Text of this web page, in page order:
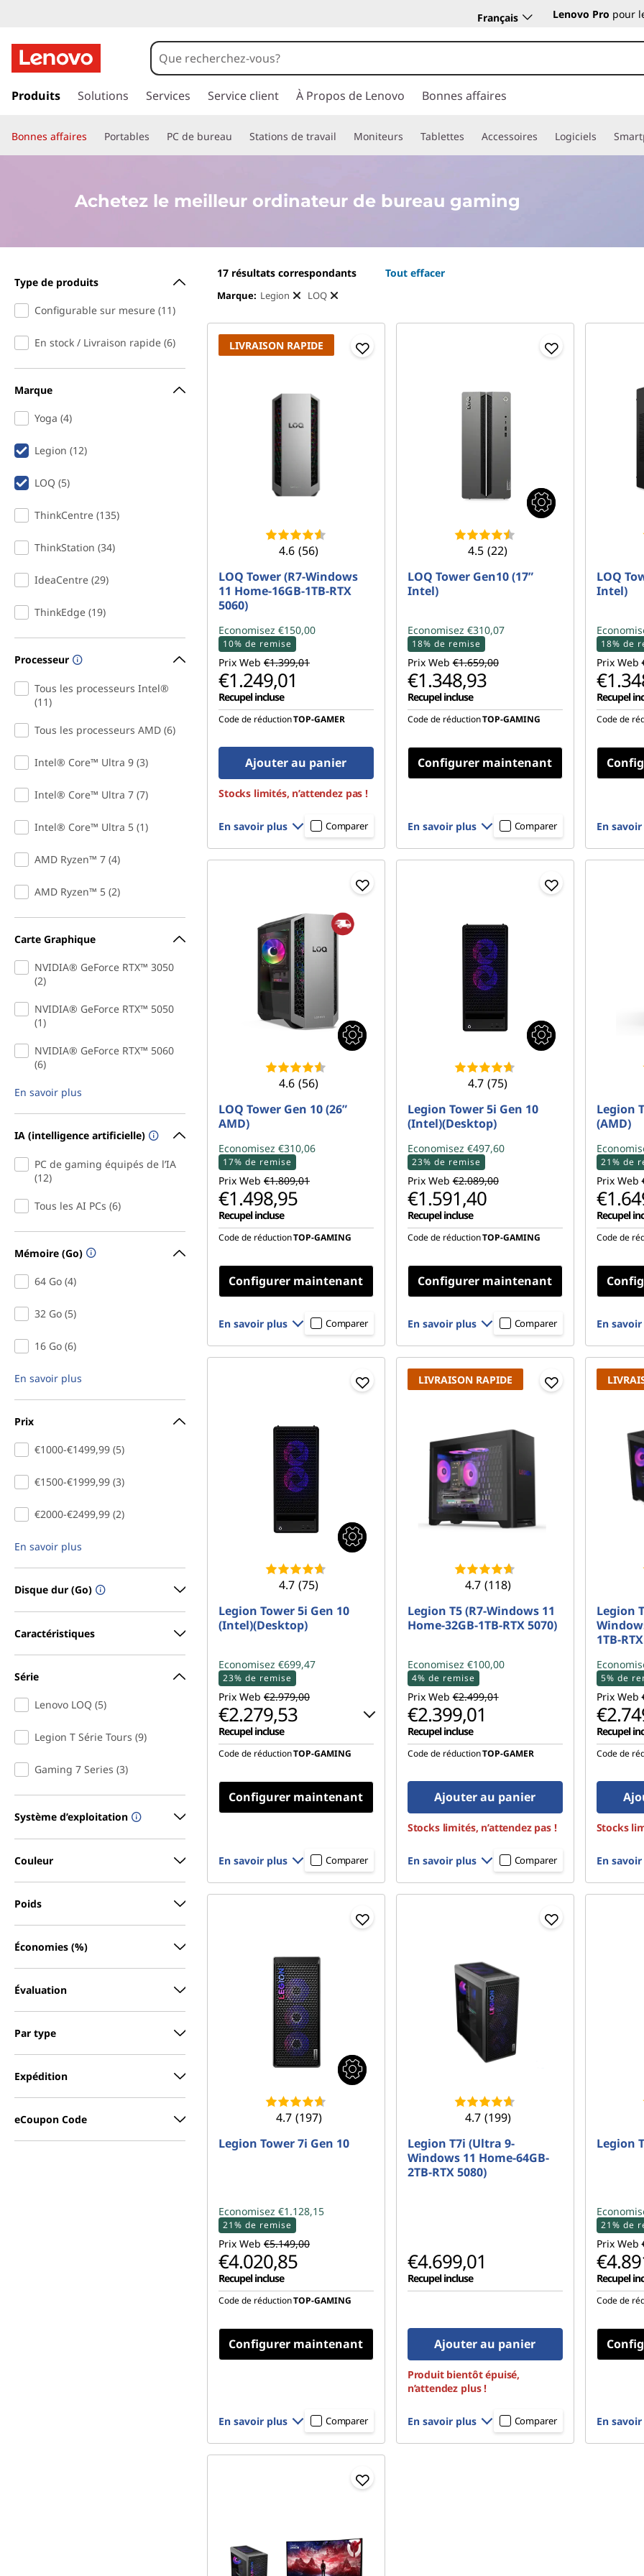
e
u
u
u
m
n
Français Lenovo Pro pour
a
e
r
n
u
p
r
n
p
a
Produits Solutions Services Service client À Propos de Lenovo Bonnes affaires
Bonnes affaires Portables PC de bureau Stations de travail Moniteurs Tablettes Accessoires Logiciels
Achetez le meilleur ordinateur de bureau gaming
Type de produits
Configurable sur mesure (11)
En stock / Livraison rapide (6)
Marque
Yoga (4)
Legion (12)
LOQ (5)
ThinkCentre (135)
ThinkStation (34)
IdeaCentre (29)
ThinkEdge (19)
Processeur
Tous les processeurs Intel®
(11)
Tous les processeurs AMD (6)
Intel® Core™ Ultra 9 (3)
Intel® Core™ Ultra 7 (7)
Intel® Core™ Ultra 5 (1)
AMD Ryzen™ 7 (4)
AMD Ryzen™ 5 (2)
Carte Graphique
NVIDIA® GeForce RTX™ 3050
(2)
NVIDIA® GeForce RTX™ 5050
(1)
NVIDIA® GeForce RTX™ 5060
(6)
En savoir plus
IA (intelligence artificielle)
PC de gaming équipés de l’IA
(12)
Tous les AI PCs (6)
Mémoire (Go)
64 Go (4)
32 Go (5)
16 Go (6)
En savoir plus
Prix
€1000-€1499,99 (5)
€1500-€1999,99 (3)
€2000-€2499,99 (2)
En savoir plus
Disque dur (Go)
Caractéristiques
Série
Lenovo LOQ (5)
Legion T Série Tours (9)
Gaming 7 Series (3)
Système d’exploitation
Couleur
Poids
Économies (%)
Évaluation
Par type
Expédition
eCoupon Code
17 résultats correspondants Tout effacer
Marque: Legion LOQ
LIVRAISON RAPIDE
4.6 (56)
LOQ Tower (R7-Windows
11 Home-16GB-1TB-RTX
5060)
Economisez €150,00
10% de remise
Prix Web €1.399,01
€1.249,01
Recupel incluse
Code de réductionTOP-GAMER
Ajouter au panier
Stocks limités, n’attendez pas !
En savoir plus Comparer
4.5 (22)
LOQ Tower Gen10 (17”
Intel)
Economisez €310,07
18% de remise
Prix Web €1.659,00
€1.348,93
Recupel incluse
Code de réductionTOP-GAMING
Configurer maintenant
En savoir plus Comparer
LOQ
Intel)
18% de
Prix Web
Recupel
Code de
En
4.6 (56)
LOQ Tower Gen 10 (26”
AMD)
Economisez €310,06
17% de remise
Prix Web €1.809,01
€1.498,95
Recupel incluse
Code de réductionTOP-GAMING
Configurer maintenant
En savoir plus Comparer
4.7 (75)
Legion Tower 5i Gen 10
(Intel)(Desktop)
Economisez €497,60
23% de remise
Prix Web €2.089,00
€1.591,40
Recupel incluse
Code de réductionTOP-GAMING
Configurer maintenant
En savoir plus Comparer
Legion
(AMD)
21% de
Prix Web
Recupel
Code de
En
4.7 (75)
Legion Tower 5i Gen 10
(Intel)(Desktop)
Economisez €699,47
23% de remise
Prix Web €2.979,00
€2.279,53
Recupel incluse
Remise immédiate :-€672,36
Bons de réduction en ligne :-
€699,47
Code de réductionTOP-GAMING
Configurer maintenant
En savoir plus Comparer
LIVRAISON RAPIDE
4.7 (118)
Legion T5 (R7-Windows 11
Home-32GB-1TB-RTX 5070)
Economisez €100,00
4% de remise
Prix Web €2.499,01
€2.399,01
Recupel incluse
Code de réductionTOP-GAMER
Ajouter au panier
Stocks limités, n’attendez pas !
En savoir plus Comparer
Legion
1TB-
5% de
Prix Web
Recupel
Code de
Stocks
En
4.7 (197)
Legion Tower 7i Gen 10
Economisez €1.128,15
21% de remise
Prix Web €5.149,00
€4.020,85
Recupel incluse
Code de réductionTOP-GAMING
Configurer maintenant
En savoir plus Comparer
4.7 (199)
Legion T7i (Ultra 9-
Windows 11 Home-64GB-
2TB-RTX 5080)
€4.699,01
Recupel incluse
Ajouter au panier
Produit bientôt épuisé,
n’attendez plus !
En savoir plus Comparer
Legion
21% de
Prix Web
Recupel
Code de
En